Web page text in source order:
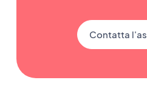
Contatta